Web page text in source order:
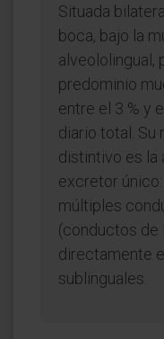
Situada
boca, bajo la
alveololingual,
predominio
entre el 3 % y
diario total. Su
distintivo es la
excretor
múltiples
(conductos de
directamente
sublinguales.